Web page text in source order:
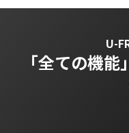
U-
「全ての機能